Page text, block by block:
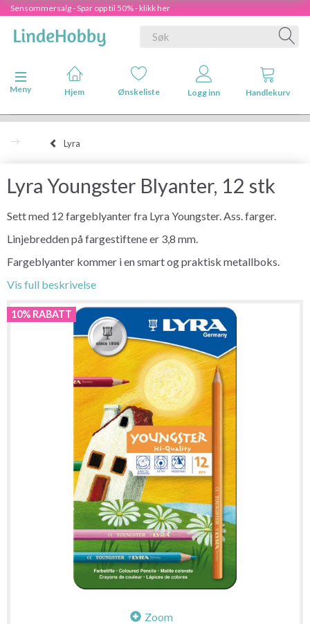
Sensommersalg - Spar opp til 50% - klikk her
Veksle navigasjon
Meny
Hjem Ønskeliste Logg inn Handlekurv
Lyra
Lyra Youngster Blyanter, 12 stk
Sett med 12 fargeblyanter fra Lyra Youngster. Ass. farger.
Linjebredden på fargestiftene er 3,8 mm.
Fargeblyanter kommer i en smart og praktisk metallboks.
Vis full beskrivelse
10% RABATT
Zoom